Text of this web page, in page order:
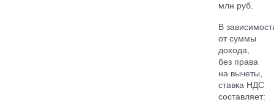
млн руб.
В
от суммы
дохода,
без права
на вычеты,
ставка НДС
составляет: